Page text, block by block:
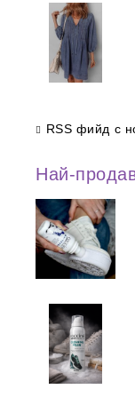
RSS фийд с
Най-